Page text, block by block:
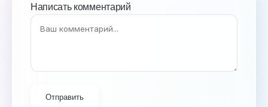
Написать комментарий
Отправить